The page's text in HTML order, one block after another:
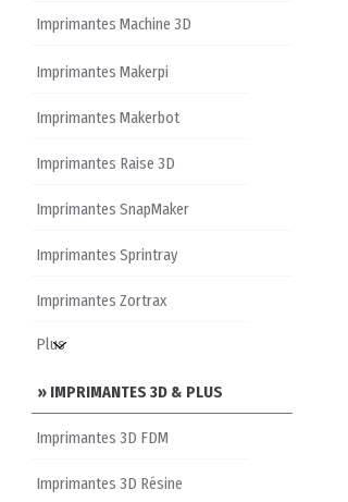
Imprimantes Machine 3D
Imprimantes Makerpi
Imprimantes Makerbot
Imprimantes Raise 3D
Imprimantes SnapMaker
Imprimantes Sprintray
Imprimantes Zortrax
» IMPRIMANTES 3D & PLUS
Imprimantes 3D FDM
Imprimantes 3D Résine